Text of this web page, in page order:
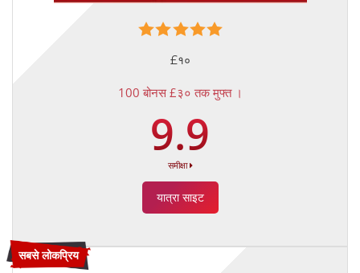
£१०
100 बोनस £३० तक मुफ्त ।
9.9
समीक्षा
यात्रा साइट
सबसे लोकप्रिय